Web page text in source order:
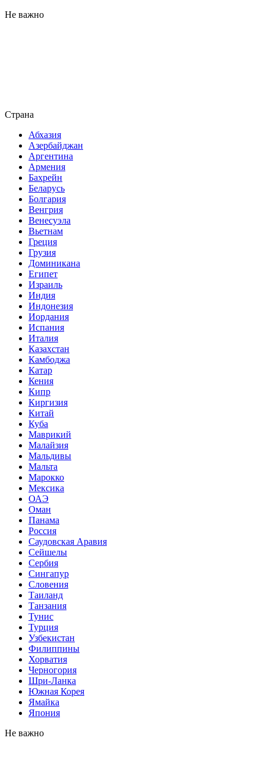
Не важно
Страна
Абхазия
Азербайджан
Аргентина
Армения
Бахрейн
Беларусь
Болгария
Венгрия
Венесуэла
Вьетнам
Греция
Грузия
Доминикана
Египет
Израиль
Индия
Индонезия
Иордания
Испания
Италия
Казахстан
Камбоджа
Катар
Кения
Кипр
Киргизия
Китай
Куба
Маврикий
Малайзия
Мальдивы
Мальта
Марокко
Мексика
ОАЭ
Оман
Панама
Россия
Саудовская Аравия
Сейшелы
Сербия
Сингапур
Словения
Таиланд
Танзания
Тунис
Турция
Узбекистан
Филиппины
Хорватия
Черногория
Шри-Ланка
Южная Корея
Ямайка
Япония
Не важно